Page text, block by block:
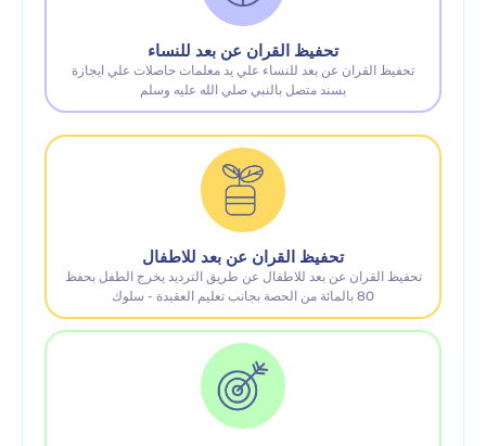
تحفيظ القران عن بعد للنساء
تحفيظ القران عن بعد للنساء علي يد معلمات حاصلات علي ايجازة
بسند متصل بالنبي صلي الله عليه وسلم
تحفيظ القران عن بعد للاطفال
تحفيظ القران عن بعد للاطفال عن طريق الترديد يخرج الطفل بحفظ
80 بالمائة من الحصة بجانب تعليم العقيدة - سلوك